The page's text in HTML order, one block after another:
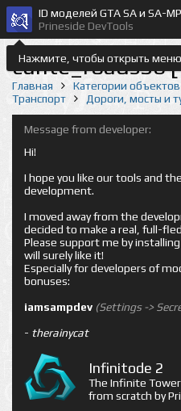
Нажмите, чтобы открыть меню
ID моделей GTA SA и SA-MP
Prineside DevTools
cunte_roads36
Главная Категории объектов
Транспорт
Дороги, мосты и
Message from developer:
Hi!
I hope you like our tools and
development.
I moved away from the
decided to make a real, full-
Please support me by
will surely like it!
Especially for developers of
bonuses:
iamsampdev (Settings ->
- therainycat
Infinitode 2
The Infinite
from scratch by